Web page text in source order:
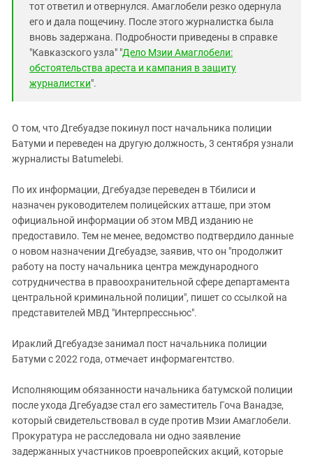
тот ответил и отвернулся. Амаглобели резко одернула
его и дала пощечину. После этого журналистка была
вновь задержана. Подробности приведены в справке
"Кавказского узла" "Дело Мзии Амаглобели:
обстоятельства ареста и кампания в защиту
журналистки".
О том, что Дгебуадзе покинул пост начальника полиции
Батуми и переведен на другую должность, 3 сентября узнали
журналисты Batumelebi.
По их информации, Дгебуадзе переведен в Тбилиси и
назначен руководителем полицейских атташе, при этом
официальной информации об этом МВД изданию не
предоставило. Тем не менее, ведомство подтвердило данные
о новом назначении Дгебуадзе, заявив, что он "продолжит
работу на посту начальника центра международного
сотрудничества в правоохранительной сфере департамента
центральной криминальной полиции", пишет со ссылкой на
представителей МВД "Интерпрессньюс".
Ираклий Дгебуадзе занимал пост начальника полиции
Батуми с 2022 года, отмечает информагентство.
Исполняющим обязанности начальника батумской полиции
после ухода Дгебуадзе стал его заместитель Гоча Ванадзе,
который свидетельствовал в суде против Мзии Амаглобели.
Прокуратура не расследовала ни одно заявление
задержанных участников проевропейских акций, которые